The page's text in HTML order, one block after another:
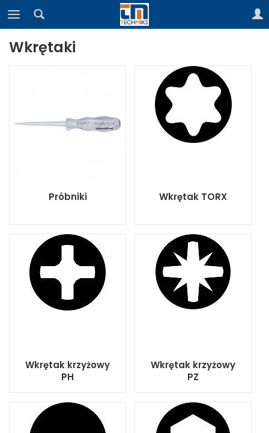
Wkrętaki
Próbniki Wkrętak TORX
Wkrętak krzyżowy
PH
Wkrętak krzyżowy
PZ